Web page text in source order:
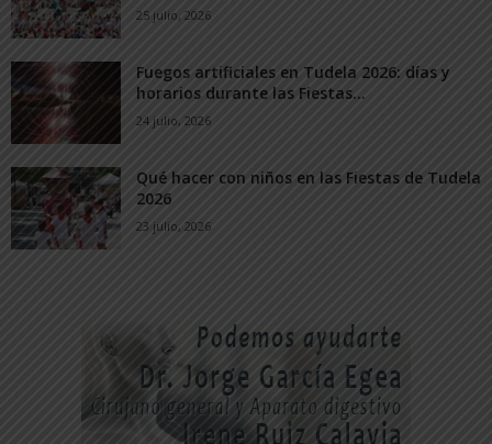
25 julio, 2026
Fuegos artificiales en Tudela 2026: días y
horarios durante las Fiestas...
24 julio, 2026
Qué hacer con niños en las Fiestas de Tudela
2026
23 julio, 2026